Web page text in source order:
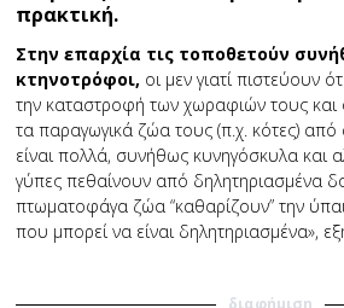
πρακτική.
Στην επαρχία τις τοποθετούν
κτηνοτρόφοι, οι μεν γιατί πιστεύουν
την καταστροφή των χωραφιών τους και
τα παραγωγικά ζώα τους (π.χ. κότες)
είναι πολλά, συνήθως κυνηγόσκυλα και
γύπες πεθαίνουν από δηλητηριασμένα
πτωματοφάγα ζώα “καθαρίζουν” την
που μπορεί να είναι δηλητηριασμένα»,